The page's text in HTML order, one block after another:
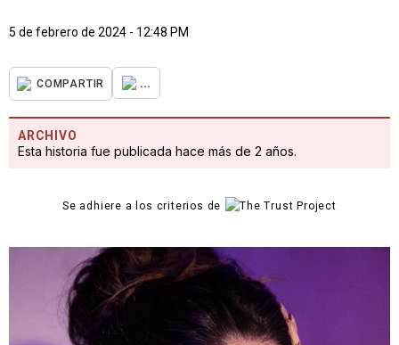
5 de febrero de 2024 - 12:48 PM
COMPARTIR ...
ARCHIVO
Esta historia fue publicada hace más de 2 años.
Se adhiere a los criterios de